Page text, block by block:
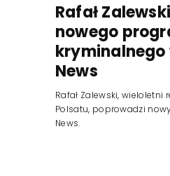
Rafał
nowego
kryminalnego
News
Rafał Zalewski, wieloletni
Polsatu, poprowadzi
News.